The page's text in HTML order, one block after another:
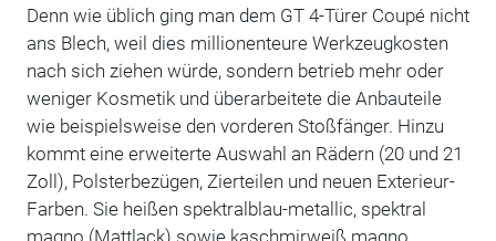
Denn wie üblich ging man dem GT 4-Türer Coupé nicht
ans Blech, weil dies millionenteure Werkzeugkosten
nach sich ziehen würde, sondern betrieb mehr oder
weniger Kosmetik und überarbeitete die Anbauteile
wie beispielsweise den vorderen Stoßfänger. Hinzu
kommt eine erweiterte Auswahl an Rädern (20 und 21
Zoll), Polsterbezügen, Zierteilen und neuen Exterieur-
Farben. Sie heißen spektralblau-metallic, spektral
magno (Mattlack) sowie kaschmirweiß magno,